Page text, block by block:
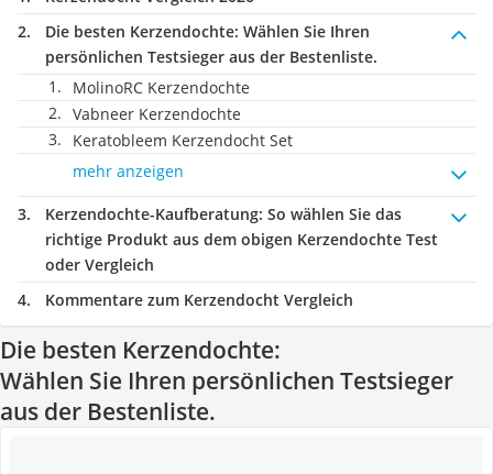
Die besten Kerzendochte: Wählen Sie Ihren
persönlichen Testsieger aus der Bestenliste.
MolinoRC Kerzendochte
Vabneer Kerzendochte
Keratobleem Kerzendocht Set
mehr anzeigen
Kerzendochte-Kaufberatung: So wählen Sie das
richtige Produkt aus dem obigen Kerzendochte Test
oder Vergleich
Kommentare zum Kerzendocht Vergleich
Die besten Kerzendochte:
Wählen Sie Ihren persönlichen Testsieger
aus der Bestenliste.